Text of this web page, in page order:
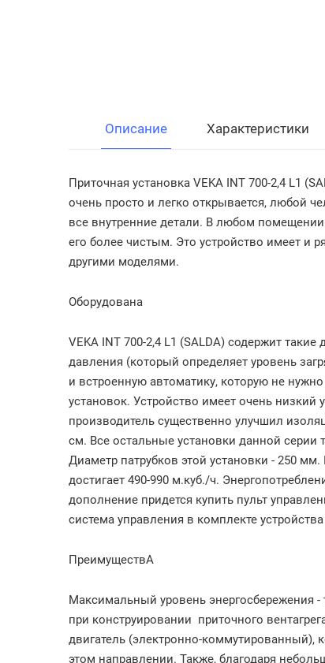
Описание Характеристики
Приточная установка VEKA INT 700-2,4 L1 (
очень просто и легко открывается, любой
все внутренние детали. В любом помещении
его более чистым. Это устройство имеет и
другими моделями.
Оборудована
VEKA INT 700-2,4 L1 (SALDA) содержит такие
давления (который определяет уровень
и встроенную автоматику, которую не нужно
установок. Устройство имеет очень низкий
производитель существенно улучшил
см. Все остальные установки данной серии
Диаметр патрубков этой установки - 250 мм.
достигает 490-990 м.куб./ч.
дополнение придется купить пульт
система управления в комплекте устройства
ПреимуществА
Максимальный уровень энергосбережения -
при конструировании приточного
двигатель (электронно-коммутированный),
этом направлении. Также, благодаря